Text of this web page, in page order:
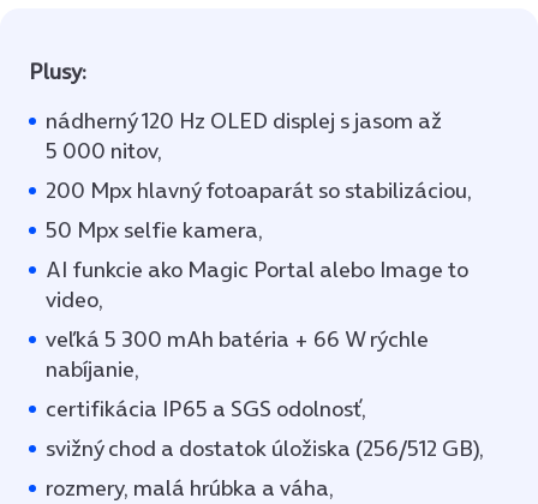
Plusy:
nádherný 120 Hz OLED displej s jasom až
5 000 nitov,
200 Mpx hlavný fotoaparát so stabilizáciou,
50 Mpx selfie kamera,
AI funkcie ako Magic Portal alebo Image to
video,
veľká 5 300 mAh batéria + 66 W rýchle
nabíjanie,
certifikácia IP65 a SGS odolnosť,
svižný chod a dostatok úložiska (256/512 GB),
rozmery, malá hrúbka a váha,